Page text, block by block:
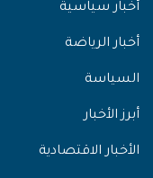
أخبار سياسية
أخبار الرياضة
السياسة
أبرز الأخبار
الأخبار الاقتصادية